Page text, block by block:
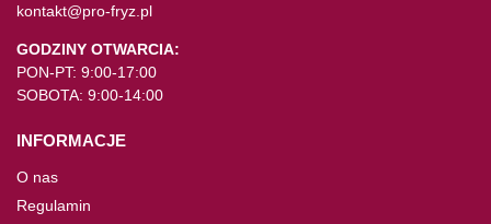
kontakt@pro-fryz.pl
GODZINY OTWARCIA:
PON-PT: 9:00-17:00
SOBOTA: 9:00-14:00
INFORMACJE
O nas
Regulamin